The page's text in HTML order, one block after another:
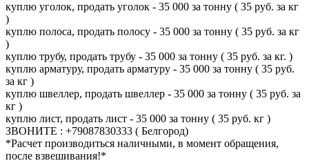
куплю уголок, продать уголок - 35 000 за тонну ( 35 руб. за кг
)
куплю полоса, продать полосу - 35 000 за тонну ( 35 руб. за кг
)
куплю трубу, продать трубу - 35 000 за тонну ( 35 руб. за кг. )
куплю арматуру, продать арматуру - 35 000 за тонну ( 35 руб.
за кг )
куплю швеллер, продать швеллер - 35 000 за тонну ( 35 руб. за
кг )
куплю лист, продать лист - 35 000 за тонну ( 35 руб. кг )
ЗВОНИТЕ : +79087830333 ( Белгород)
*Расчет производиться наличными, в момент обращения,
после взвешивания!*